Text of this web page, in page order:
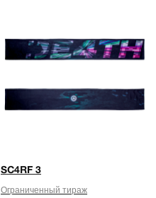
SC4RF 3
Ограниченный тираж